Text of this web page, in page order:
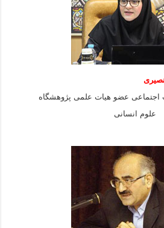
اجتماعی عضو هیات علمی پژوهشگاه
علوم انسانی